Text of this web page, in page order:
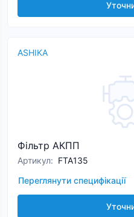
ASHIKA
Фільтр АКПП
Артикул: FTA135
Переглянути специфікації